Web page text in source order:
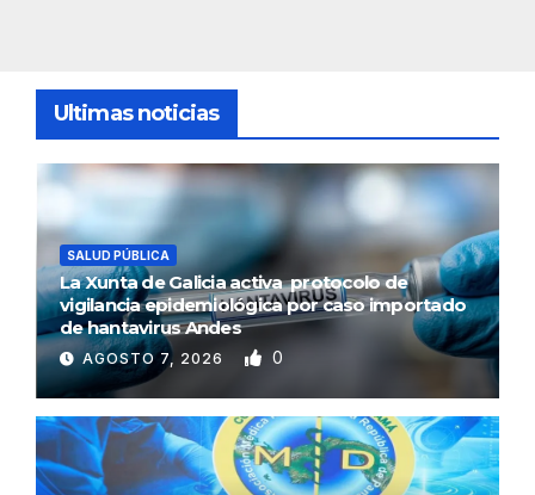
Ultimas noticias
SALUD PÚBLICA
La Xunta de Galicia activa protocolo de
vigilancia epidemiológica por caso importado
de hantavirus Andes
AGOSTO 7, 2026 0